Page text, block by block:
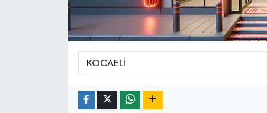
Teknoloji